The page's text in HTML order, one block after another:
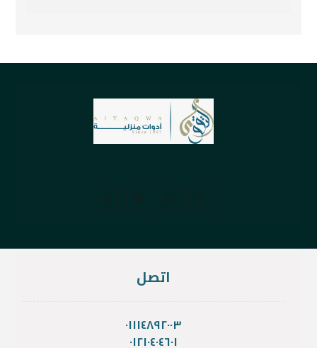
اتصل
٠١١١٤٨٩٢٠٠٣
٠١٢١٠٤٠٤٦٠١